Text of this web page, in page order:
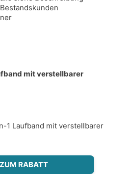
mit verstellbarer
1 Laufband mit verstellbarer
RABATT